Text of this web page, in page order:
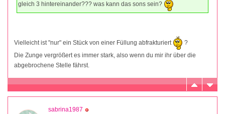
gleich 3 hintereinander??? was kann das sons sein?
Vielleicht ist "nur" ein Stück von einer Füllung abfrakturiert
?
Die Zunge vergrößert es immer stark, also wenn du mir ihr über die
abgebrochene Stelle fährst.
sabrina1987